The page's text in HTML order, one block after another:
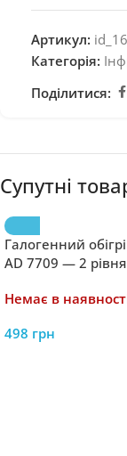
Артикул:
Категорія:
Поділитися:
Супутні
Галогенний
AD 7709 — 2
Немає в
498 грн